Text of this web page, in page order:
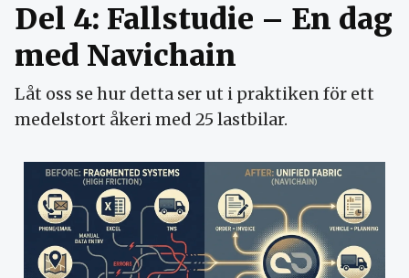
Del 4: Fallstudie – En dag
med Navichain
Låt oss se hur detta ser ut i praktiken för ett
medelstort åkeri med 25 lastbilar.